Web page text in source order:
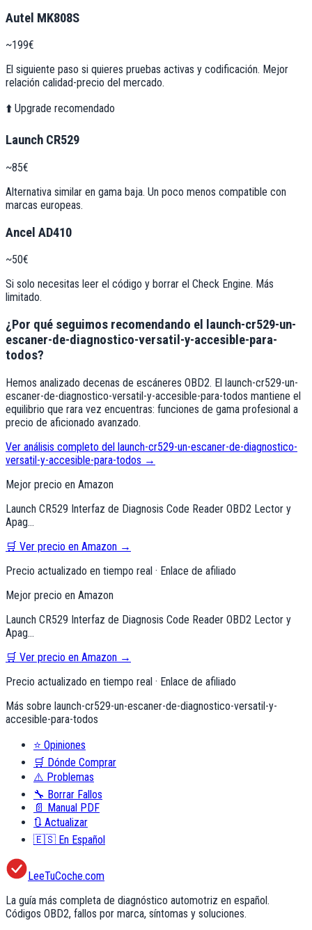
Autel MK808S
~199€
El siguiente paso si quieres pruebas activas y codificación. Mejor
relación calidad-precio del mercado.
⬆️ Upgrade recomendado
Launch CR529
~85€
Alternativa similar en gama baja. Un poco menos compatible con
marcas europeas.
Ancel AD410
~50€
Si solo necesitas leer el código y borrar el Check Engine. Más
limitado.
¿Por qué seguimos recomendando el
launch-cr529-un-
escaner-de-diagnostico-versatil-y-accesible-para-
todos?
Hemos analizado decenas de escáneres OBD2. El launch-cr529-un-
escaner-de-diagnostico-versatil-y-accesible-para-todos mantiene el
equilibrio que rara vez encuentras: funciones de gama profesional a
precio de aficionado avanzado.
Ver análisis completo del launch-cr529-un-escaner-de-diagnostico-
versatil-y-accesible-para-todos →
Mejor precio en Amazon
Launch CR529 Interfaz de Diagnosis Code Reader OBD2 Lector y
Apag…
🛒 Ver precio en Amazon →
Precio actualizado en tiempo real · Enlace de afiliado
Mejor precio en Amazon
Launch CR529 Interfaz de Diagnosis Code Reader OBD2 Lector y
Apag…
🛒 Ver precio en Amazon →
Precio actualizado en tiempo real · Enlace de afiliado
Más sobre launch-cr529-un-escaner-de-diagnostico-versatil-y-
accesible-para-todos
⭐ Opiniones
🛒 Dónde Comprar
⚠️ Problemas
🔧 Borrar Fallos
📄 Manual PDF
🔃 Actualizar
🇪🇸 En Español
LeeTuCoche.com
La guía más completa de diagnóstico automotriz en español.
Códigos OBD2, fallos por marca, síntomas y soluciones.